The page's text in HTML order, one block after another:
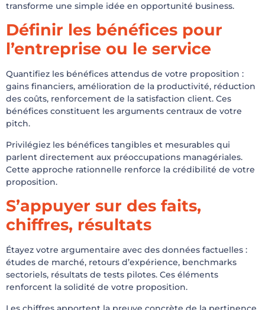
transforme une simple idée en opportunité business.
Définir les bénéfices pour
l’entreprise ou le service
Quantifiez les bénéfices attendus de votre proposition :
gains financiers, amélioration de la productivité, réduction
des coûts, renforcement de la satisfaction client. Ces
bénéfices constituent les arguments centraux de votre
pitch.
Privilégiez les bénéfices tangibles et mesurables qui
parlent directement aux préoccupations managériales.
Cette approche rationnelle renforce la crédibilité de votre
proposition.
S’appuyer sur des faits,
chiffres, résultats
Étayez votre argumentaire avec des données factuelles :
études de marché, retours d’expérience, benchmarks
sectoriels, résultats de tests pilotes. Ces éléments
renforcent la solidité de votre proposition.